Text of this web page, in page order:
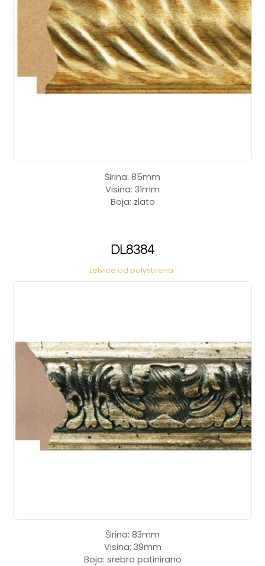
Širina: 85mm
Visina: 31mm
Boja: zlato
DL8384
Letvice od polystirena
Širina: 83mm
Visina: 39mm
Boja: srebro patinirano